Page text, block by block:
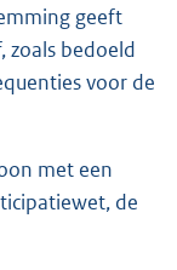
geeft
zoals bedoeld
voor de
met een
de